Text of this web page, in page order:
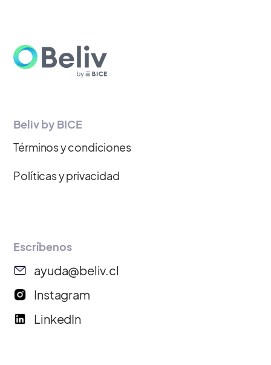
Beliv by BICE
Términos y condiciones
Políticas y privacidad
Escríbenos
ayuda@beliv.cl
Instagram
LinkedIn